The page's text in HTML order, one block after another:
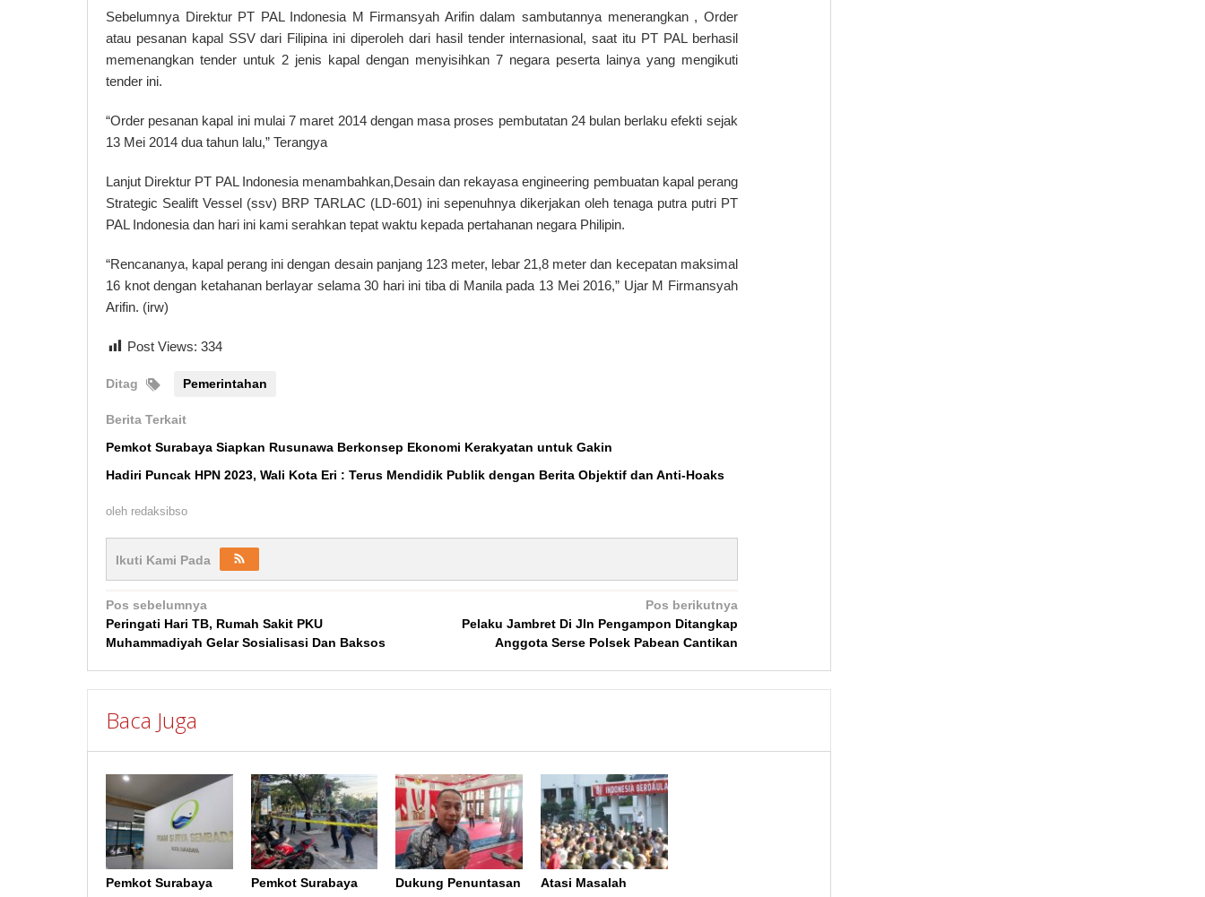
Sebelumnya Direktur PT PAL Indonesia M Firmansyah Arifin dalam sambutannya menerangkan , Order
atau pesanan kapal SSV dari Filipina ini diperoleh dari hasil tender internasional, saat itu PT PAL berhasil
memenangkan tender untuk 2 jenis kapal dengan menyisihkan 7 negara peserta lainya yang mengikuti
tender ini.
“Order pesanan kapal ini mulai 7 maret 2014 dengan masa proses pembutatan 24 bulan berlaku efekti sejak
13 Mei 2014 dua tahun lalu,” Terangya
Lanjut Direktur PT PAL Indonesia menambahkan,Desain dan rekayasa engineering pembuatan kapal perang
Strategic Sealift Vessel (ssv) BRP TARLAC (LD-601) ini sepenuhnya dikerjakan oleh tenaga putra putri PT
PAL Indonesia dan hari ini kami serahkan tepat waktu kepada pertahanan negara Philipin.
“Rencananya, kapal perang ini dengan desain panjang 123 meter, lebar 21,8 meter dan kecepatan maksimal
16 knot dengan ketahanan berlayar selama 30 hari ini tiba di Manila pada 13 Mei 2016,” Ujar M Firmansyah
Arifin. (irw)
Post Views: 334
Ditag Pemerintahan
Berita Terkait
Pemkot Surabaya Siapkan Rusunawa Berkonsep Ekonomi Kerakyatan untuk Gakin
Hadiri Puncak HPN 2023, Wali Kota Eri : Terus Mendidik Publik dengan Berita Objektif dan Anti-Hoaks
oleh redaksibso
Ikuti Kami Pada
Navigasi
pos
Pos sebelumnya
Peringati Hari TB, Rumah Sakit PKU
Muhammadiyah Gelar Sosialisasi Dan Baksos
Pos berikutnya
Pelaku Jambret Di Jln Pengampon Ditangkap
Anggota Serse Polsek Pabean Cantikan
Baca Juga
Pemkot Surabaya
Pemkot Surabaya
Dukung Penuntasan
Atasi Masalah